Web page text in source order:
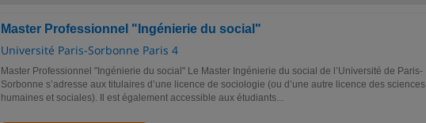
Master Professionnel "Ingénierie du social"
Université Paris-Sorbonne Paris 4
Master Professionnel "Ingénierie du social" Le Master Ingénierie du social de l’Université de Paris-
Sorbonne s’adresse aux titulaires d’une licence de sociologie (ou d’une autre licence des sciences
humaines et sociales). Il est également accessible aux étudiants...